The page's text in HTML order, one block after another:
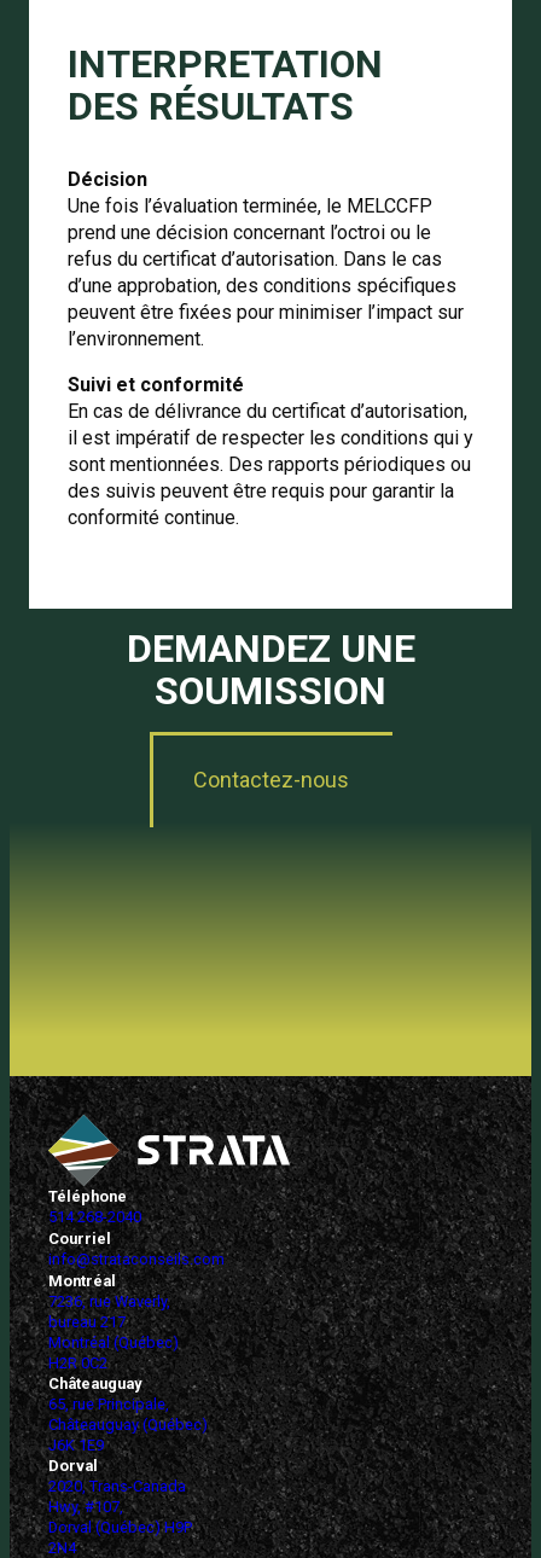
INTERPRETATION
DES RÉSULTATS
Décision
Une fois l’évaluation terminée, le MELCCFP
prend une décision concernant l’octroi ou le
refus du certificat d’autorisation. Dans le cas
d’une approbation, des conditions spécifiques
peuvent être fixées pour minimiser l’impact sur
l’environnement.
Suivi et conformité
En cas de délivrance du certificat d’autorisation,
il est impératif de respecter les conditions qui y
sont mentionnées. Des rapports périodiques ou
des suivis peuvent être requis pour garantir la
conformité continue.
DEMANDEZ UNE
SOUMISSION
Contactez-nous
Téléphone
514 268-2040
Courriel
info@strataconseils.com
Montréal
7236, rue Waverly,
bureau 217
Montréal (Québec)
H2R 0C2
Châteauguay
65, rue Principale,
Châteauguay (Québec)
J6K 1E9
Dorval
2020, Trans-Canada
Hwy, #107,
Dorval (Québec) H9P
2N4